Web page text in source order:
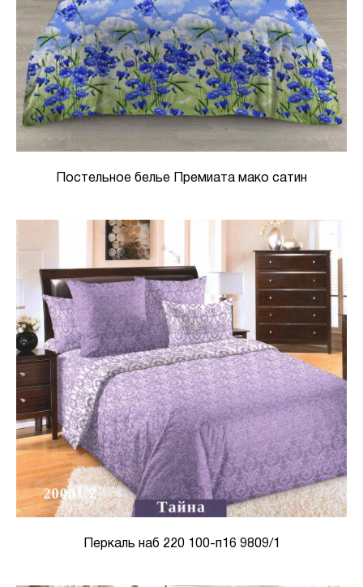
Постельное белье Премиата мако сатин
Перкаль наб 220 100-п16 9809/1